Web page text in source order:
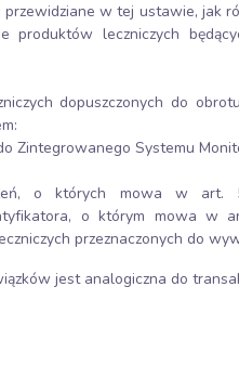
w tej ustawie, jak
leczniczych
dopuszczonych do
Zintegrowanego Systemu
o których mowa w
o którym mowa w
przeznaczonych do
jest analogiczna do